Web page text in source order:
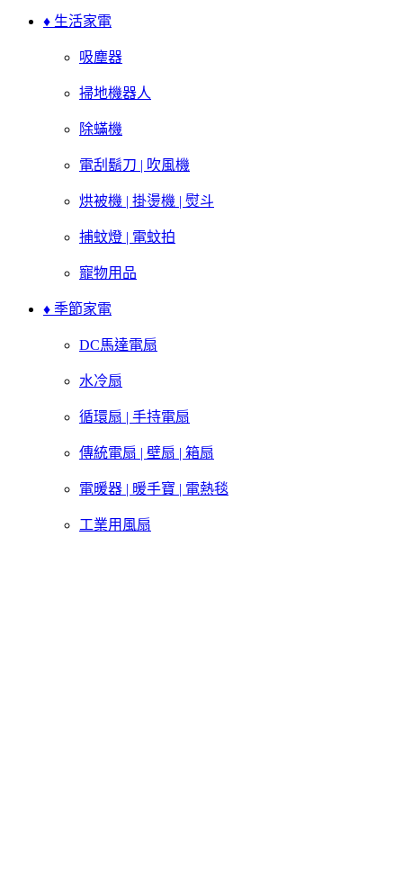
♦ 生活家電
吸塵器
掃地機器人
除蟎機
電刮鬍刀 | 吹風機
烘被機 | 掛燙機 | 熨斗
捕蚊燈 | 電蚊拍
寵物用品
♦ 季節家電
DC馬達電扇
水冷扇
循環扇 | 手持電扇
傳統電扇 | 壁扇 | 箱扇
電暖器 | 暖手寶 | 電熱毯
工業用風扇